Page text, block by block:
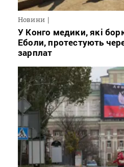
Новини
У Конго медики, які
Еболи, протестують
зарплат